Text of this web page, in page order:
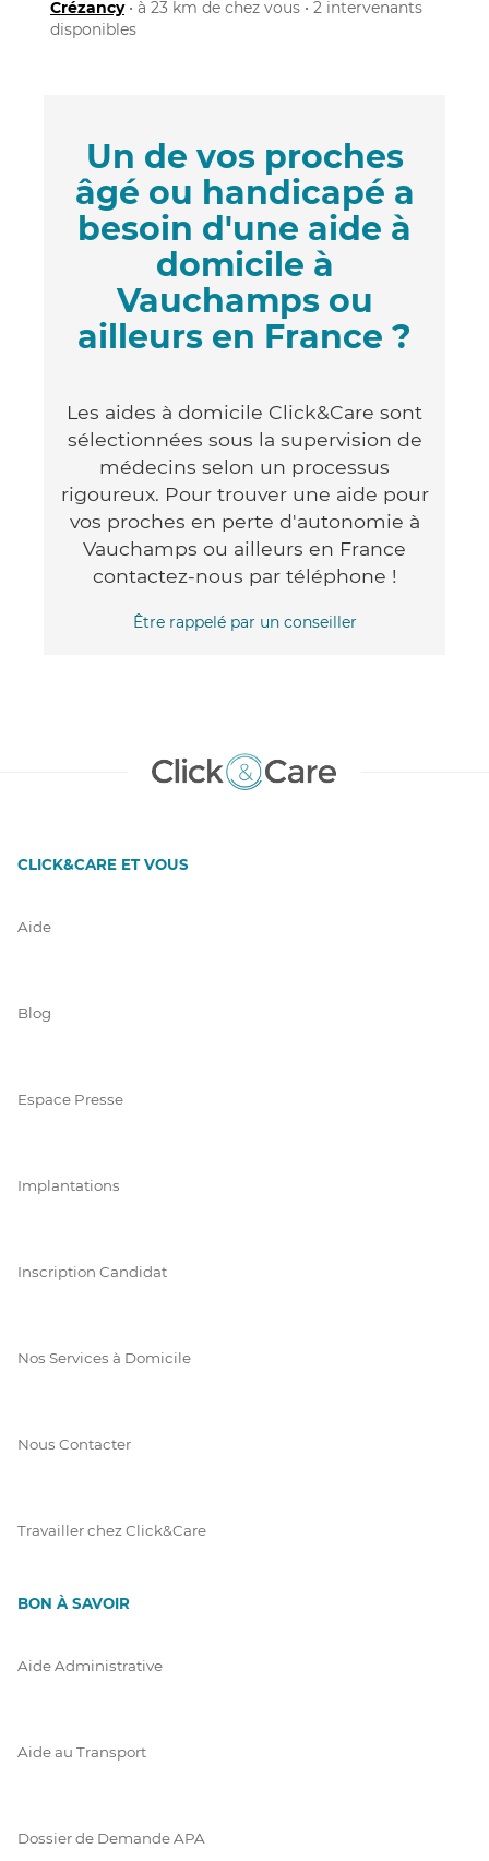
Crézancy• à 23 km de chez vous • 2 intervenants
disponibles
Un de vos proches
âgé ou handicapé a
besoin d'une aide à
domicile à
Vauchamps ou
ailleurs en France ?
Les aides à domicile Click&Care sont
sélectionnées sous la supervision de
médecins selon un processus
rigoureux. Pour trouver une aide pour
vos proches en perte d'autonomie à
Vauchamps ou ailleurs en France
contactez-nous par téléphone !
Être rappelé par un conseiller
CLICK&CARE ET VOUS
Aide
Blog
Espace Presse
Implantations
Inscription Candidat
Nos Services à Domicile
Nous Contacter
Travailler chez Click&Care
BON À SAVOIR
Aide Administrative
Aide au Transport
Dossier de Demande APA